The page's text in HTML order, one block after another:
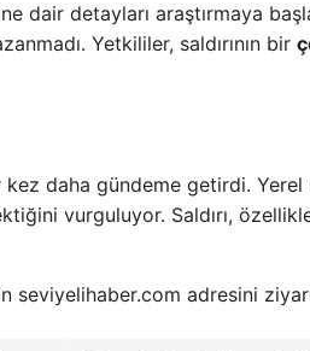
dair detayları araştırmaya
Yetkililer, saldırının bir
kez daha gündeme getirdi.
vurguluyor. Saldırı,
seviyelihaber.com adresini